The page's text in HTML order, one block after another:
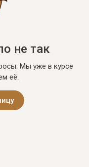
не так
Мы уже в курсе
её.